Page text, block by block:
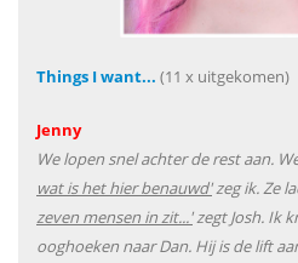
Things I want... (11 x uitgekomen)
Jenny
We lopen snel achter de rest aan.
wat is het hier benauwd'zeg ik. Ze
zeven mensen in zit...'zegt Josh. Ik
ooghoeken naar Dan. Hij is de lift